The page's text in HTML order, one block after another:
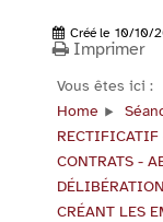
Créé le 10/10/
Imprimer
Vous êtes ici :
Home
RECTIFICATIF
CONTRATS -
CRÉANT LES